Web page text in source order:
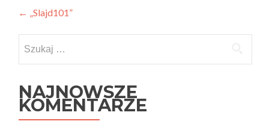
Nawigacja
wpisu
← „Slajd101”
NAJNOWSZE
KOMENTARZE